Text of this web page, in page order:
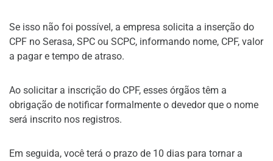
Se isso não foi possível, a empresa solicita a inserção do
CPF no Serasa, SPC ou SCPC, informando nome, CPF, valor
a pagar e tempo de atraso.
Ao solicitar a inscrição do CPF, esses órgãos têm a
obrigação de notificar formalmente o devedor que o nome
será inscrito nos registros.
Em seguida, você terá o prazo de 10 dias para tornar a